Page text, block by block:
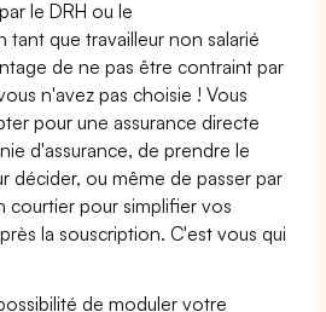
le DRH ou le
tant que travailleur non salarié
de ne pas être contraint par
n'avez pas choisie ! Vous
pour une assurance directe
d'assurance, de prendre le
décider, ou même de passer par
courtier pour simplifier vos
la souscription. C'est vous qui
de moduler votre